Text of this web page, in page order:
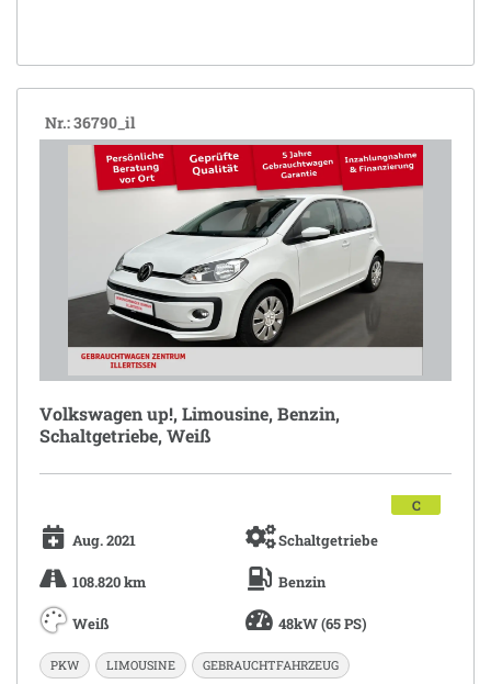
Nr.: 36790_il
Volkswagen up!, Limousine, Benzin,
Schaltgetriebe, Weiß
Aug. 2021 Schaltgetriebe
108.820 km Benzin
Weiß 48kW (65 PS)
C
PKW LIMOUSINE GEBRAUCHTFAHRZEUG